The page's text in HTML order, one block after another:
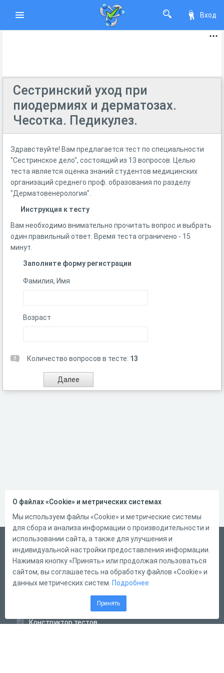
Вход
Сестринский уход при
пиодермиях и дерматозах.
Чесотка. Педикулез.
Здравствуйте! Вам предлагается тест по специальности
"Сестринское дело", состоящий из 13 вопросов. Целью
теста является оценка знаний студентов медицинских
организаций среднего проф. образования по разделу
"Дерматовенерология".
Инструкция к тесту
Вам необходимо внимательно прочитать вопрос и выбрать
один правильный ответ. Время теста ограничено - 15
минут.
Заполните форму регистрации
Фамилия, Имя
Возраст
Количество вопросов в тесте: 13
Русский
Справка
Форма обратной связи
Конструктор тестов
О файлах «Cookie» и метрических системах
Мы используем файлы «Cookie» и метрические системы
для сбора и анализа информации о производительности и
использовании сайта, а также для улучшения и
индивидуальной настройки предоставления информации.
Нажимая кнопку «Принять» или продолжая пользоваться
сайтом, вы соглашаетесь на обработку файлов «Cookie» и
данных метрических систем. Подробнее
Принять